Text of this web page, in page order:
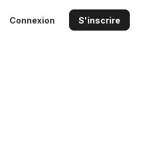
Connexion S'inscrire